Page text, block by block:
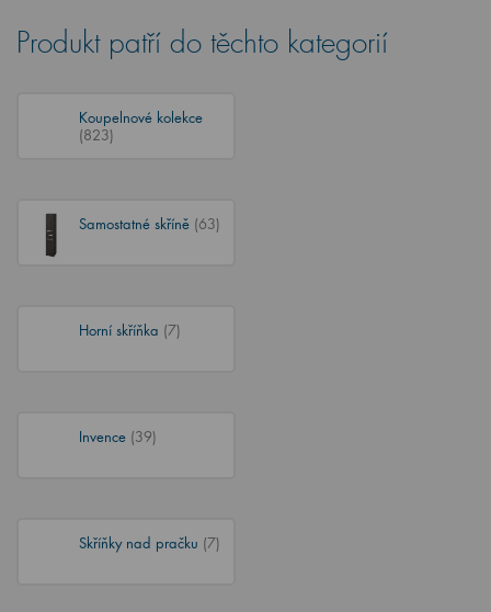
Produkt patří do těchto kategorií
Koupelnové kolekce
(823)
Samostatné skříně (63)
Horní skříňka (7)
Invence (39)
Skříňky nad pračku (7)